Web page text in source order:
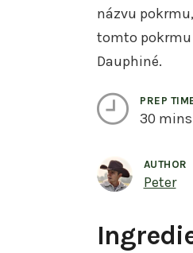
názvu
tomto pokrmu
Dauphiné.
PREP
30 mins
AUTHOR
Peter